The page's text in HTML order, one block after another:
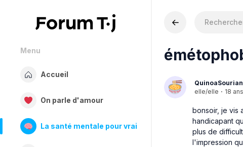
Menu
Accueil
On parle d'amour
La santé mentale pour vrai
elle/elle · 18 ans
bonsoir, je vis
handicapant
plus de
l'impression